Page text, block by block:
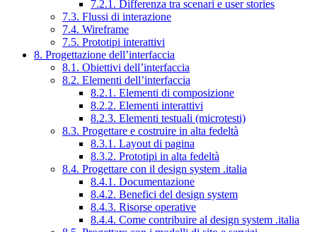
7.2.1. Differenza tra scenari e user stories
7.3. Flussi di interazione
7.4. Wireframe
7.5. Prototipi interattivi
8. Progettazione dell’interfaccia
8.1. Obiettivi dell’interfaccia
8.2. Elementi dell’interfaccia
8.2.1. Elementi di composizione
8.2.2. Elementi interattivi
8.2.3. Elementi testuali (microtesti)
8.3. Progettare e costruire in alta fedeltà
8.3.1. Layout di pagina
8.3.2. Prototipi in alta fedeltà
8.4. Progettare con il design system .italia
8.4.1. Documentazione
8.4.2. Benefici del design system
8.4.3. Risorse operative
8.4.4. Come contribuire al design system .italia